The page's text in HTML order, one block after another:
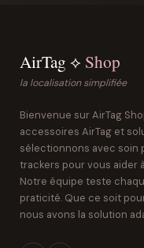
AirTag ⟡ Shop
la localisation simplifiée
Bienvenue sur AirTag
accessoires AirTag et
sélectionnons avec soin
trackers pour vous aider
Notre équipe teste
praticité. Que ce soit
nous avons la solution